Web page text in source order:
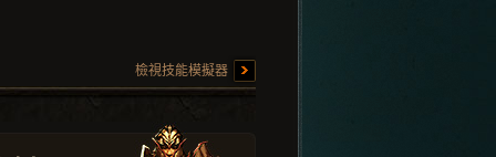
檢視技能模擬器